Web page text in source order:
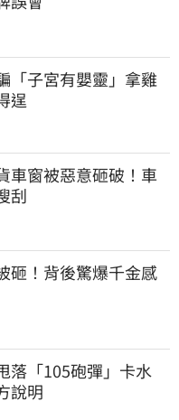
「子宮有嬰靈」拿雞
逞
車窗被惡意砸破！車
刮
砸！背後驚爆千金感
落「105砲彈」卡水
說明